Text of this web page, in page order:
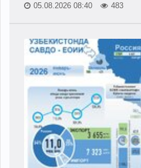
05.08.2026 08:40 483